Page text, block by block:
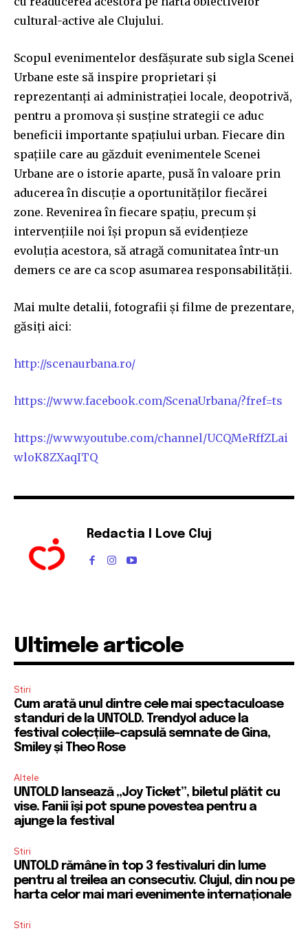
cultural-active ale Clujului.
Scopul evenimentelor desfășurate sub sigla Scenei
Urbane este să inspire proprietari şi
reprezentanți ai administraţiei locale, deopotrivă,
pentru a promova şi susţine strategii ce aduc
beneficii importante spaţiului urban. Fiecare din
spațiile care au găzduit evenimentele Scenei
Urbane are o istorie aparte, pusă în valoare prin
aducerea în discuţie a oportunităţilor fiecărei
zone. Revenirea în fiecare spaţiu, precum şi
intervenţiile noi îşi propun să evidențieze
evoluţia acestora, să atragă comunitatea într-un
demers ce are ca scop asumarea responsabilităţii.
Mai multe detalii, fotografii și filme de prezentare,
găsiți aici:
http://scenaurbana.ro/
https://www.facebook.com/ScenaUrbana/?fref=ts
https://www.youtube.com/channel/UCQMeRffZLai
wloK8ZXaqITQ
Redactia I Love Cluj
Ultimele articole
Stiri
Cum arată unul dintre cele mai spectaculoase
standuri de la UNTOLD. Trendyol aduce la
festival colecțiile-capsulă semnate de Gina,
Smiley și Theo Rose
Altele
UNTOLD lansează „Joy Ticket”, biletul plătit cu
vise. Fanii își pot spune povestea pentru a
ajunge la festival
Stiri
UNTOLD rămâne în top 3 festivaluri din lume
pentru al treilea an consecutiv. Clujul, din nou pe
harta celor mai mari evenimente internaționale
Stiri